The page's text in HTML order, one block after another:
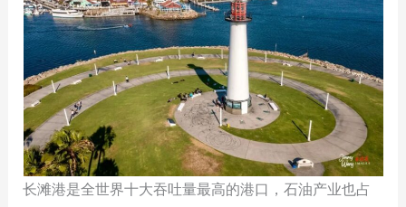
长滩港是全世界十大吞吐量最高的港口，石油产业也占